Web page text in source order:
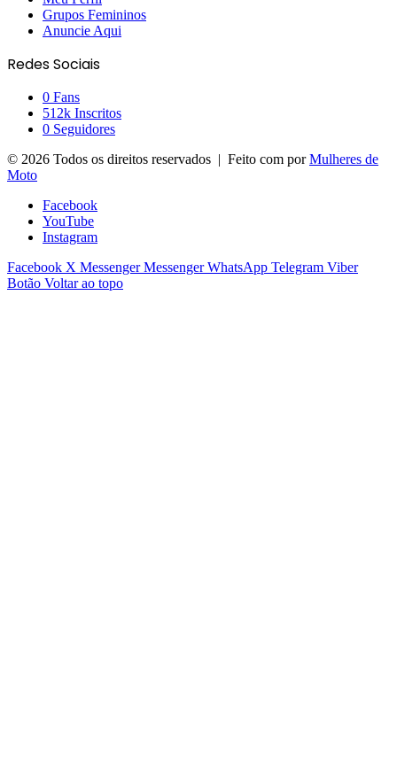
Grupos Femininos
Anuncie Aqui
Redes Sociais
0 Fans
512k Inscritos
0 Seguidores
© 2026 Todos os direitos reservados | Feito com porMulheres de
Moto
Facebook
YouTube
Instagram
Facebook X Messenger Messenger WhatsApp Telegram Viber
Botão Voltar ao topo